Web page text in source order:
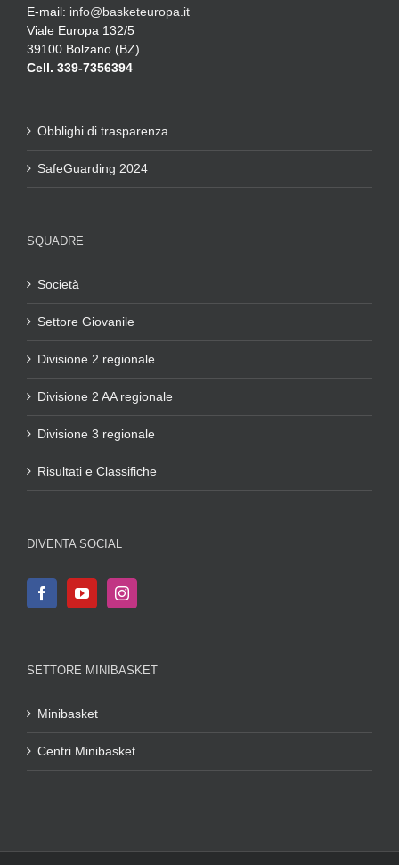
E-mail: info@basketeuropa.it
Viale Europa 132/5
39100 Bolzano (BZ)
Cell. 339-7356394
Obblighi di trasparenza
SafeGuarding 2024
SQUADRE
Società
Settore Giovanile
Divisione 2 regionale
Divisione 2 AA regionale
Divisione 3 regionale
Risultati e Classifiche
DIVENTA SOCIAL
SETTORE MINIBASKET
Minibasket
Centri Minibasket